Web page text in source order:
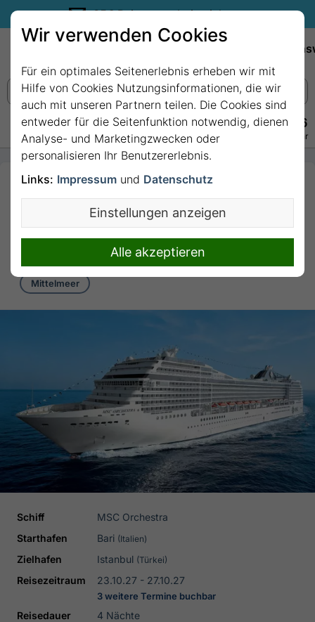
35€ Reisegutschein sichern.
+49 228 3875 7256
Persönlich · Kostenlos · Täglich 08–22 Uhr
4 Nächte Mittelmeer ab
Bari bis Istanbul mit
MSC Orchestra
4 Nächte von Bari bis Istanbul
Mittelmeer
Schiff
MSC Orchestra
Starthafen
Bari (Italien)
Zielhafen Istanbul (Türkei)
Reisezeitraum 23.10.27 - 27.10.27
3 weitere Termine buchbar
Reisedauer 4 Nächte
Wir verwenden Cookies
Für ein optimales Seitenerlebnis erheben wir mit
Hilfe von Cookies Nutzungsinformationen, die wir
auch mit unseren Partnern teilen. Die Cookies sind
entweder für die Seitenfunktion notwendig, dienen
Analyse- und Marketingzwecken oder
personalisieren Ihr Benutzererlebnis.
Links: Impressum und Datenschutz
Einstellungen anzeigen
Alle akzeptieren